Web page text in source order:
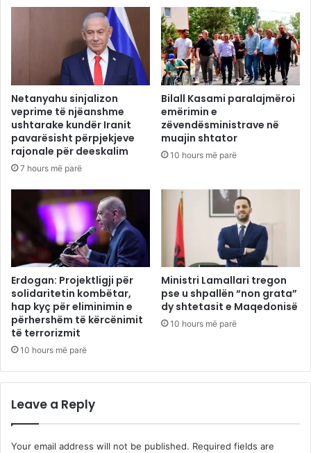
Netanyahu sinjalizon
veprime të njëanshme
ushtarake kundër Iranit
pavarësisht përpjekjeve
rajonale për deeskalim
7 hours më parë
Bilall Kasami paralajmëroi
emërimin e
zëvendësministrave në
muajin shtator
10 hours më parë
Erdogan: Projektligji për
solidaritetin kombëtar,
hap kyç për eliminimin e
përhershëm të kërcënimit
të terrorizmit
10 hours më parë
Ministri Lamallari tregon
pse u shpallën “non grata”
dy shtetasit e Maqedonisë
10 hours më parë
Leave a Reply
Your email address will not be published. Required fields are